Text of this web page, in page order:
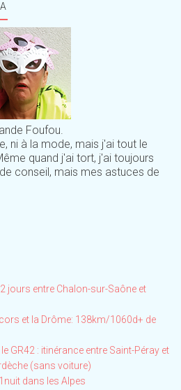
Foufou.
ni à la mode, mais j'ai tout le
quand j'ai tort, j'ai toujours
conseil, mais mes astuces de
2 jours entre Chalon-sur-Saône et
et la Drôme: 138km/1060d+ de
GR42 : itinérance entre Saint-Péray et
(sans voiture)
dans les Alpes